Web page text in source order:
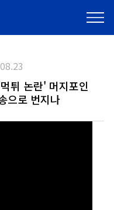
튀 논란' 머지포인
으로 번지나